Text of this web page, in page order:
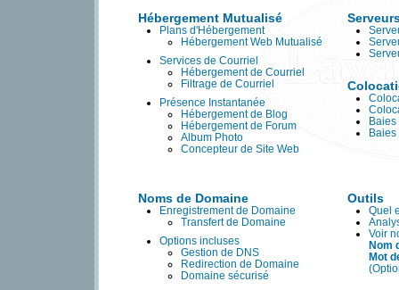
Hébergement Mutualisé
Plans d'Hébergement
Hébergement Web Mutualisé
Services de Courriel
Hébergement de Courriel
Filtrage de Courriel
Présence Instantanée
Hébergement de Blog
Hébergement de Forum
Album Photo
Concepteur de Site Web
Noms de Domaine
Enregistrement de Domaine
Transfert de Domaine
Options incluses
Gestion de DNS
Redirection de Domaine
Domaine sécurisé
Outils
Quel
Voir
Nom
Mot